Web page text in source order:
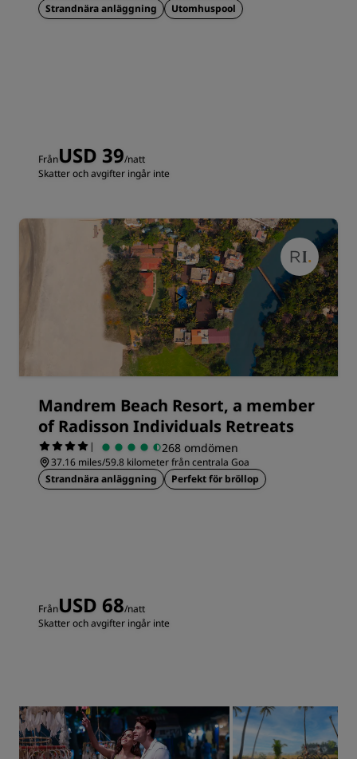
Strandnära anläggning
Utomhuspool
FrånUSD 39/natt
Skatter och avgifter ingår inte
Mandrem Beach Resort, a member
of Radisson Individuals Retreats
| 268 omdömen
37.16 miles/59.8 kilometer från centrala Goa
Strandnära anläggning
Perfekt för bröllop
FrånUSD 68/natt
Skatter och avgifter ingår inte